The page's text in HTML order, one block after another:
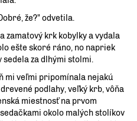
že?" odvetila.
zamatový krk kobylky a vydala
ešte skoré ráno, no napriek
za dlhými stolmi.
mi veľmi pripomínala nejakú
podlahy, veľký krb, vôňa
miestnosť na prvom
okolo malých stolíkov